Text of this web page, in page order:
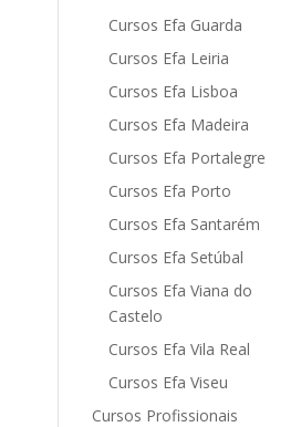
Cursos Efa Guarda
Cursos Efa Leiria
Cursos Efa Lisboa
Cursos Efa Madeira
Cursos Efa Portalegre
Cursos Efa Porto
Cursos Efa Santarém
Cursos Efa Setúbal
Cursos Efa Viana do
Castelo
Cursos Efa Vila Real
Cursos Efa Viseu
Cursos Profissionais